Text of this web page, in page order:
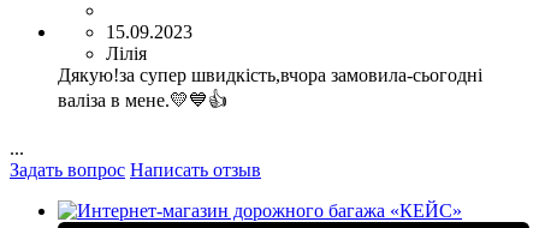
15.09.2023
Лілія
Дякую!за супер швидкість,вчора замовила-сьогодні
валіза в мене.💛💙👍
...
Задать вопрос Написать отзыв